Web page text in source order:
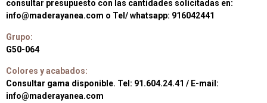
consultar presupuesto con las cantidades solicitadas en:
info@maderayanea.com o Tel/ whatsapp: 916042441
Grupo:
G50-064
Colores y acabados:
Consultar gama disponible. Tel: 91.604.24.41 / E-mail:
info@maderayanea.com